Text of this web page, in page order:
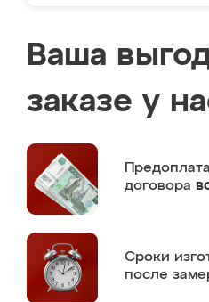
Ваша
заказе у
Предоплата
договора
Сроки
после